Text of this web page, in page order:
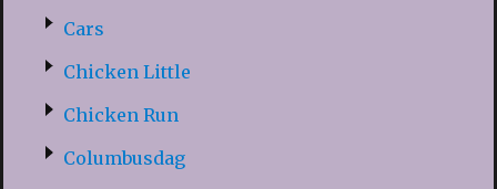
Cars
Chicken Little
Chicken Run
Columbusdag